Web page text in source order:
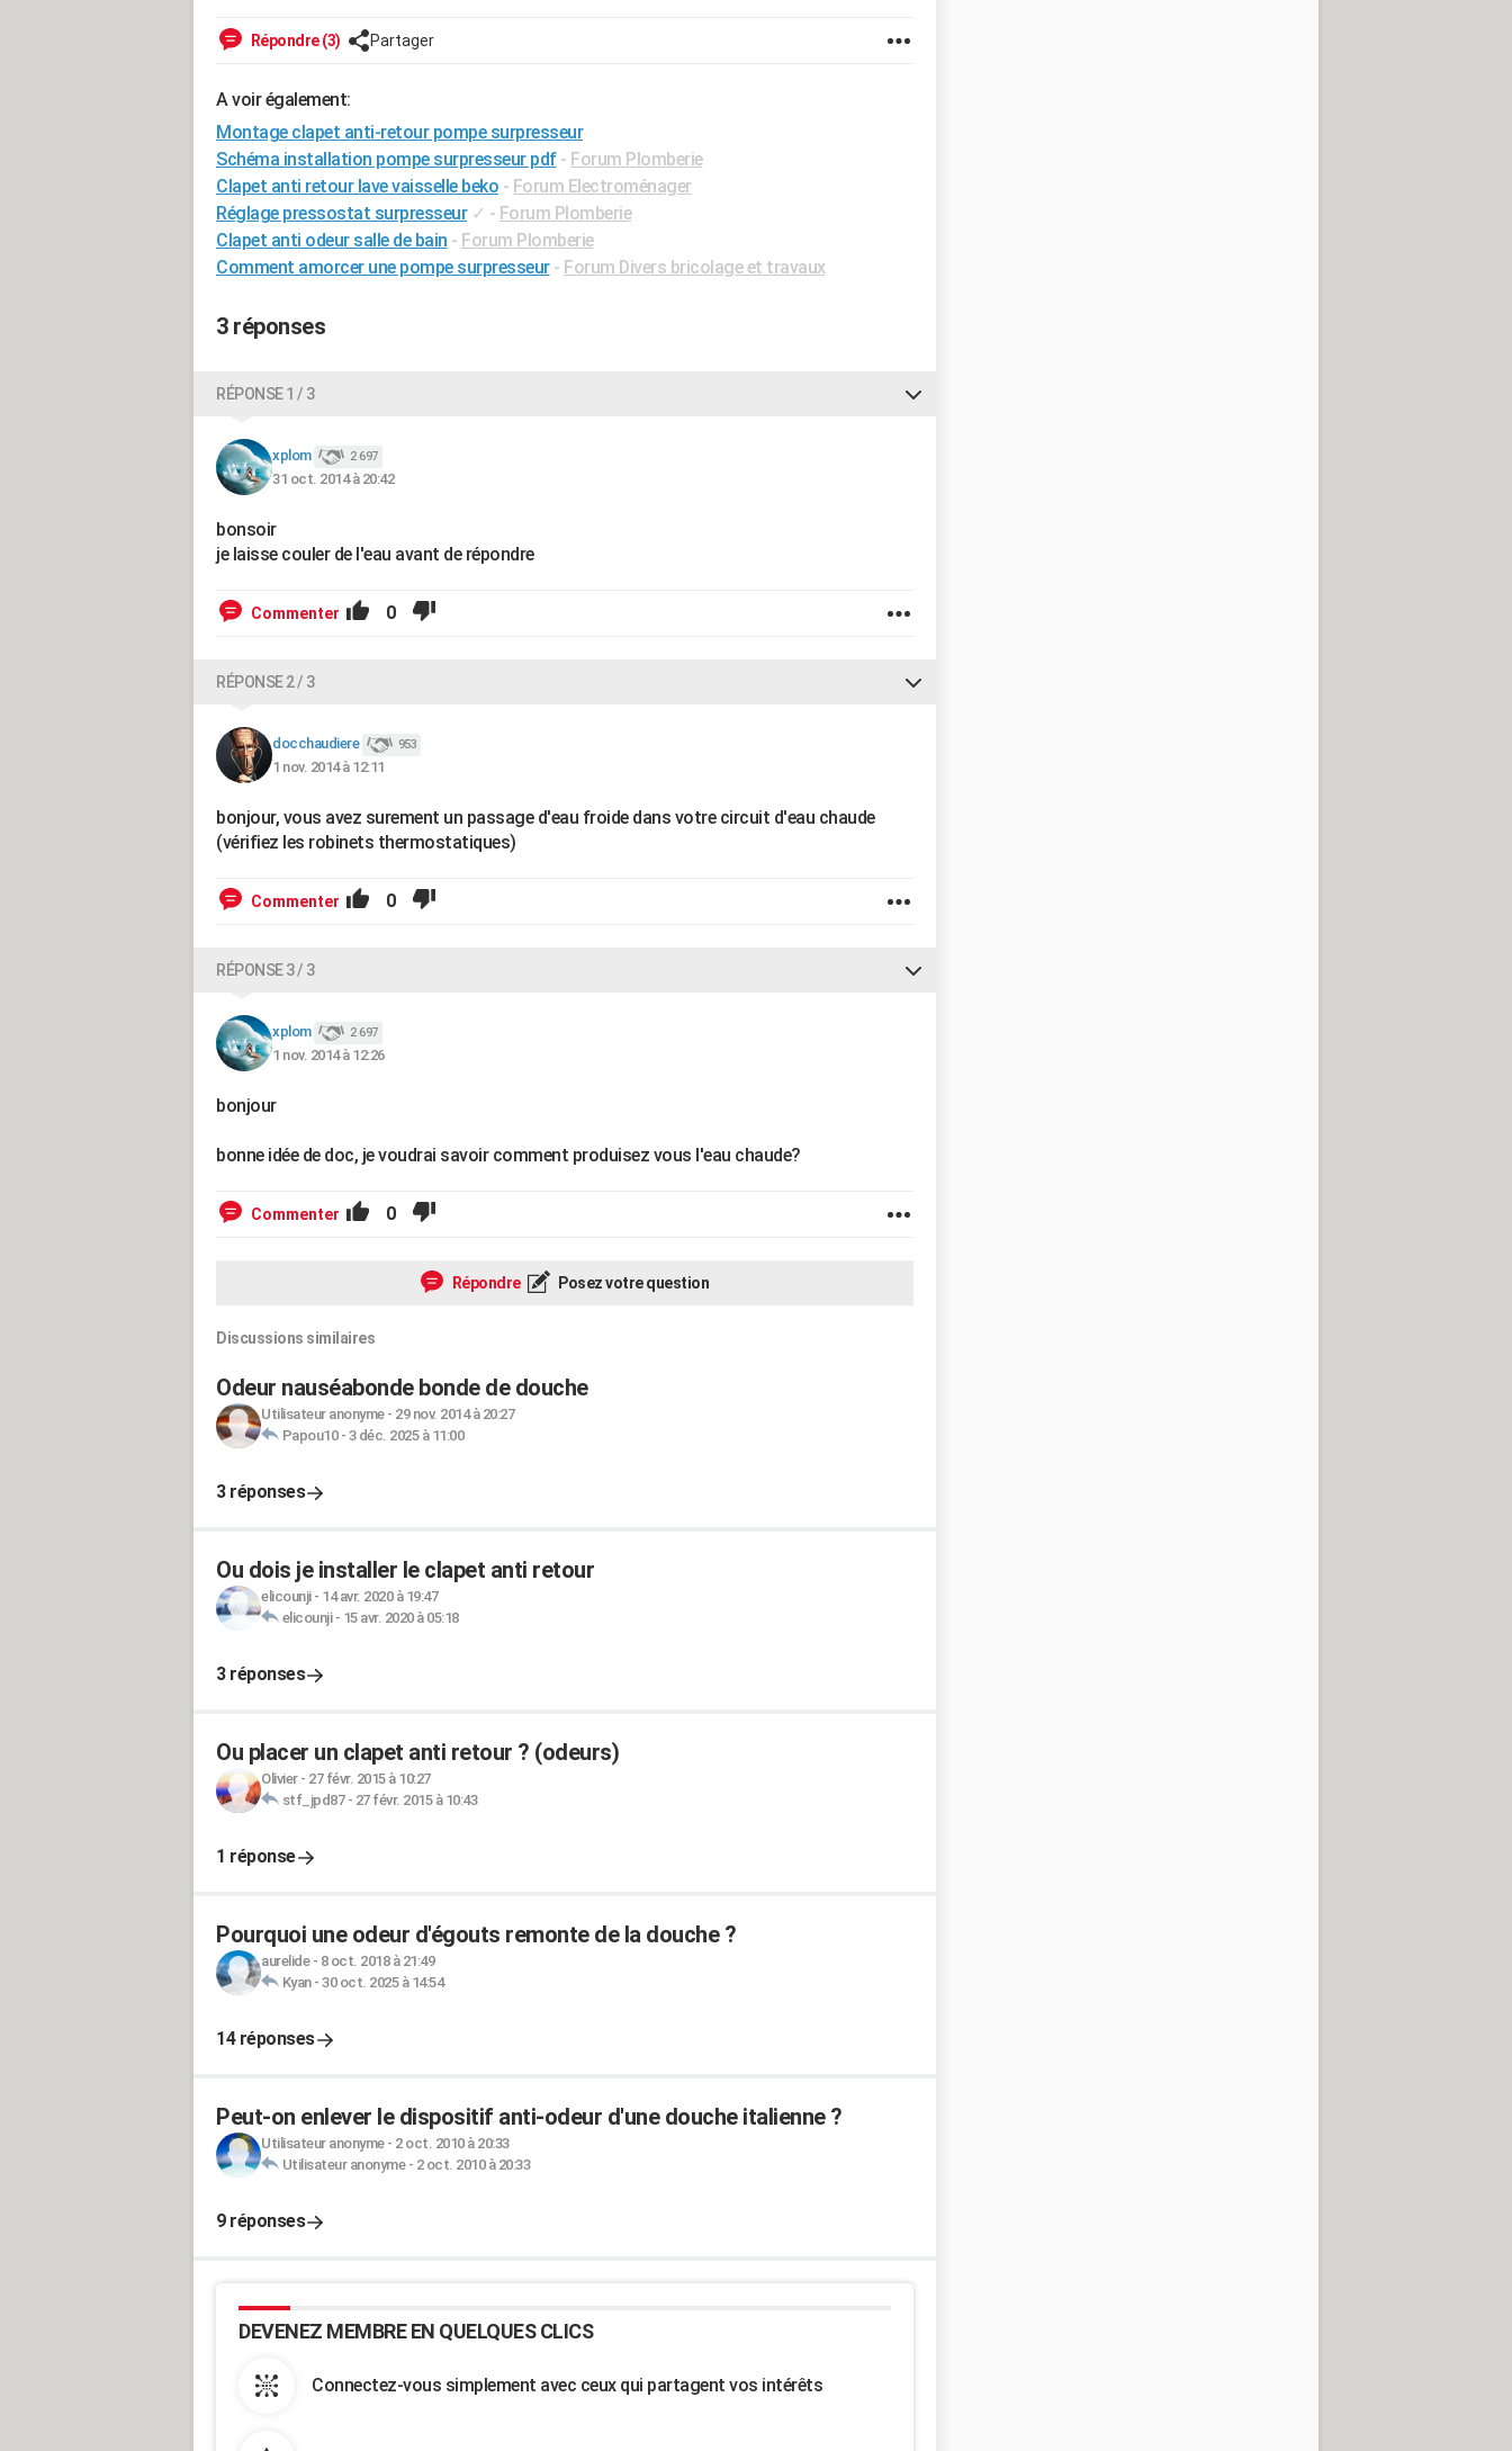
Répondre (3) Partager
A voir également:
Montage clapet anti-retour pompe surpresseur
Schéma installation pompe surpresseur pdf - Forum Plomberie
Clapet anti retour lave vaisselle beko - Forum Electroménager
Réglage pressostat surpresseur ✓ - Forum Plomberie
Clapet anti odeur salle de bain - Forum Plomberie
Comment amorcer une pompe surpresseur - Forum Divers bricolage et travaux
3 réponses
RÉPONSE 1 / 3
xplom 2 697
31 oct. 2014 à 20:42
bonsoir
je laisse couler de l'eau avant de répondre
Commenter 0
RÉPONSE 2 / 3
docchaudiere 953
1 nov. 2014 à 12:11
bonjour, vous avez surement un passage d'eau froide dans votre circuit d'eau chaude
(vérifiez les robinets thermostatiques)
Commenter 0
RÉPONSE 3 / 3
xplom 2 697
1 nov. 2014 à 12:26
bonjour
bonne idée de doc, je voudrai savoir comment produisez vous l'eau chaude?
Commenter 0
Répondre Posez votre question
Discussions similaires
Odeur nauséabonde bonde de douche
Utilisateur anonyme- 29 nov. 2014 à 20:27
Papou10- 3 déc. 2025 à 11:00
3 réponses
Ou dois je installer le clapet anti retour
elicounji- 14 avr. 2020 à 19:47
elicounji- 15 avr. 2020 à 05:18
3 réponses
Ou placer un clapet anti retour ? (odeurs)
Olivier- 27 févr. 2015 à 10:27
stf_jpd87- 27 févr. 2015 à 10:43
1 réponse
Pourquoi une odeur d'égouts remonte de la douche ?
aurelide- 8 oct. 2018 à 21:49
Kyan- 30 oct. 2025 à 14:54
14 réponses
Peut-on enlever le dispositif anti-odeur d'une douche italienne ?
Utilisateur anonyme- 2 oct. 2010 à 20:33
Utilisateur anonyme- 2 oct. 2010 à 20:33
9 réponses
DEVENEZ MEMBRE EN QUELQUES CLICS
Connectez-vous simplement avec ceux qui partagent vos intérêts